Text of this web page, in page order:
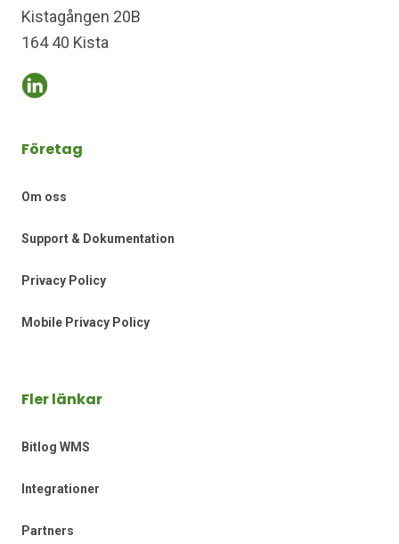
Kistagången 20B
164 40 Kista
Företag
Om oss
Support & Dokumentation
Privacy Policy
Mobile Privacy Policy
Fler länkar
Bitlog WMS
Integrationer
Partners